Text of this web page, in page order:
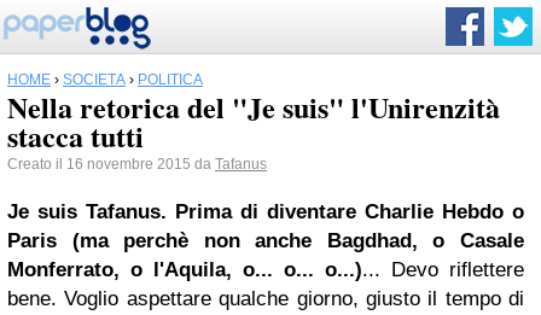
HOME › SOCIETÀ › POLITICA
Nella retorica del "Je suis" l'Unirenzità
stacca tutti
Creato il 16 novembre 2015 da Tafanus
Je suis Tafanus. Prima di diventare Charlie Hebdo o
Paris (ma perchè non anche Bagdhad, o Casale
Monferrato, o l'Aquila, o... o... o...)... Devo riflettere
bene. Voglio aspettare qualche giorno, giusto il tempo di